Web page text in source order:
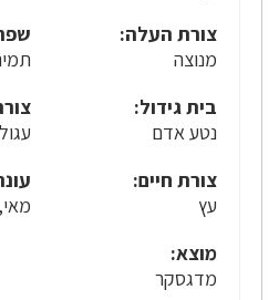
צורת העלה:
מנוצה
בית גידול:
נטע אדם
עגול
צורת חיים:
עץ
מאי,
מוצא:
מדגסקר